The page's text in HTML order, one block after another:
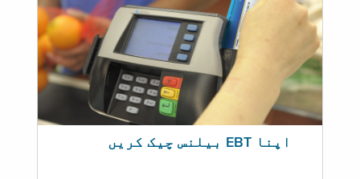
اپنا EBT بیلنس چیک کریں